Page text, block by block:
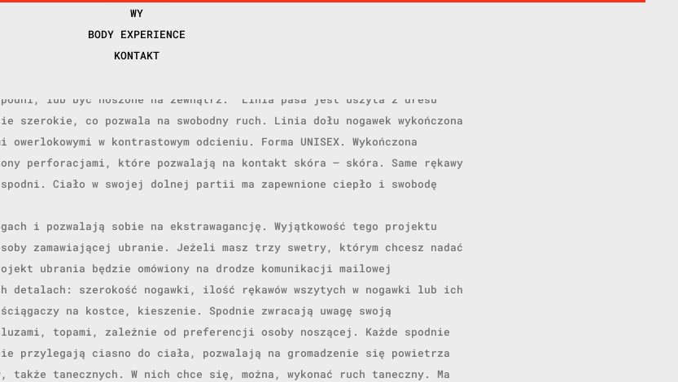
WY
BODY EXPERIENCE
KONTAKT
lub być noszone na zewnątrz. Linia pasa jest uszyta z dresu
szerokie, co pozwala na swobodny ruch. Linia dołu nogawek wykończona
w kontrastowym odcieniu. Forma UNISEX. Wykończona
perforacjami, które pozwalają na kontakt skóra – skóra. Same rękawy
Ciało w swojej dolnej partii ma zapewnione ciepło i swobodę
i pozwalają sobie na ekstrawagancję. Wyjątkowość tego projektu
zamawiającej ubranie. Jeżeli masz trzy swetry, którym chcesz nadać
ubrania będzie omówiony na drodze komunikacji mailowej
detalach: szerokość nogawki, ilość rękawów wszytych w nogawki lub ich
na kostce, kieszenie. Spodnie zwracają uwagę swoją
topami, zależnie od preferencji osoby noszącej. Każde spodnie
przylegają ciasno do ciała, pozwalają na gromadzenie się powietrza
także tanecznych. W nich chce się, można, wykonać ruch taneczny. Ma